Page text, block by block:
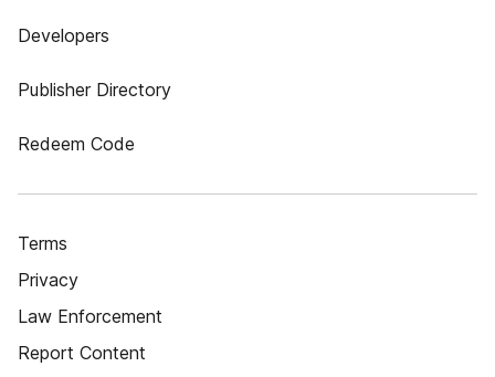
Developers
Publisher Directory
Redeem Code
Terms
Privacy
Law Enforcement
Report Content